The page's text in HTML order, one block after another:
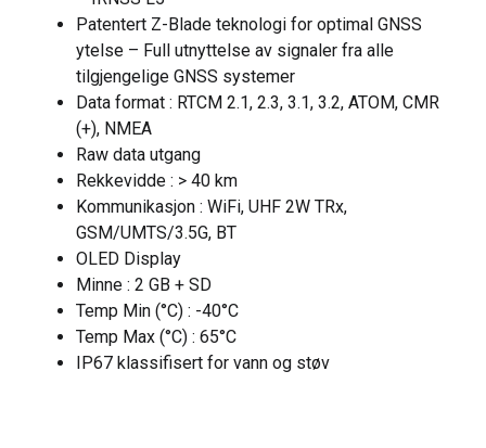
Patentert Z-Blade teknologi for optimal GNSS
ytelse – Full utnyttelse av signaler fra alle
tilgjengelige GNSS systemer
Data format : RTCM 2.1, 2.3, 3.1, 3.2, ATOM, CMR
(+), NMEA
Raw data utgang
Rekkevidde : > 40 km
Kommunikasjon : WiFi, UHF 2W TRx,
GSM/UMTS/3.5G, BT
OLED Display
Minne : 2 GB + SD
Temp Min (°C) : -40°C
Temp Max (°C) : 65°C
IP67 klassifisert for vann og støv